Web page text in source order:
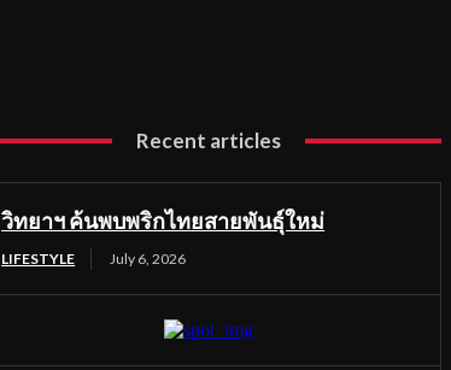
Recent articles
วิทยาฯ ค้นพบพริกไทยสายพันธุ์ใหม่
LIFESTYLE July 6, 2026